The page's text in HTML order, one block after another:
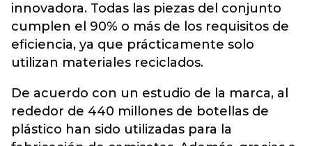
innovadora. Todas las piezas del conjunto
cumplen el 90% o más de los requisitos de
eficiencia, ya que prácticamente solo
utilizan materiales reciclados.
De acuerdo con un estudio de la marca, al
rededor de 440 millones de botellas de
plástico han sido utilizadas para la